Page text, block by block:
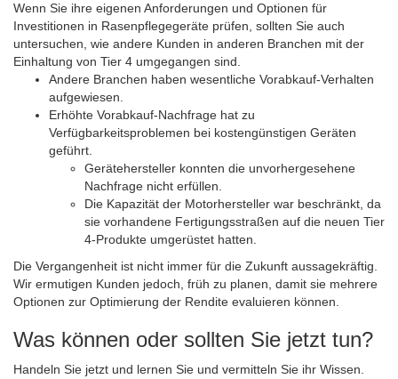
Wenn Sie ihre eigenen Anforderungen und Optionen für
Investitionen in Rasenpflegegeräte prüfen, sollten Sie auch
untersuchen, wie andere Kunden in anderen Branchen mit der
Einhaltung von Tier 4 umgegangen sind.
Andere Branchen haben wesentliche Vorabkauf-Verhalten
aufgewiesen.
Erhöhte Vorabkauf-Nachfrage hat zu
Verfügbarkeitsproblemen bei kostengünstigen Geräten
geführt.
Gerätehersteller konnten die unvorhergesehene
Nachfrage nicht erfüllen.
Die Kapazität der Motorhersteller war beschränkt, da
sie vorhandene Fertigungsstraßen auf die neuen Tier
4-Produkte umgerüstet hatten.
Die Vergangenheit ist nicht immer für die Zukunft aussagekräftig.
Wir ermutigen Kunden jedoch, früh zu planen, damit sie mehrere
Optionen zur Optimierung der Rendite evaluieren können.
Was können oder sollten Sie jetzt tun?
Handeln Sie jetzt und lernen Sie und vermitteln Sie ihr Wissen.